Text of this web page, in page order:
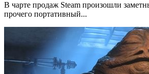
В чарте продаж Steam произошли
прочего портативный...